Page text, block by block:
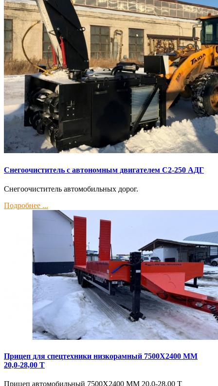
Снегоочиститель с автономным двигателем С2-250 АДГ
Снегоочиститель автомобильных дорог.
Подробнее ...
Прицеп для спецтехники низкорамный 7500Х2400 ММ
20,0-28,00 Т
Прицеп автомобильный 7500Х2400 ММ 20,0-28,00 Т